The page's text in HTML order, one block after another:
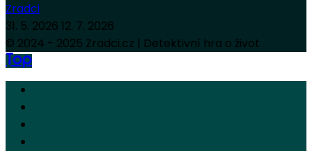
Zradci
31. 5. 2026 12. 7. 2026
© 2024 - 2025 Zradci.cz | Detektivní hra o život
Top